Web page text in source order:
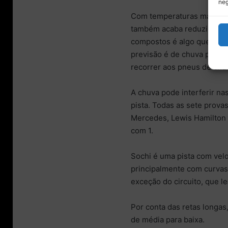
Com temperaturas mais
também acaba reduzindo,
compostos é algo que
previsão é de chuva para
recorrer aos pneus de
A chuva pode interferir
pista. Todas as sete
Mercedes, Lewis
com 1.
Sochi é uma pista com
principalmente com
exceção do circuito, que
Por conta das retas
de média para baixa.